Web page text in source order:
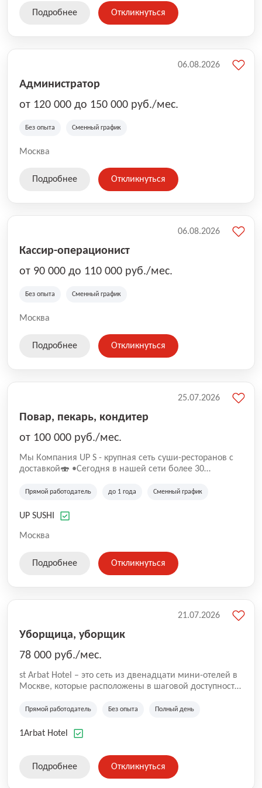
Подробнее Откликнуться
Администратор
от 120 000 до 150 000 руб./мес.
Без опыта Сменный график
Москва
06.08.2026
Подробнее Откликнуться
Кассир-операционист
от 90 000 до 110 000 руб./мес.
Без опыта Сменный график
Москва
06.08.2026
Подробнее Откликнуться
Повар, пекарь, кондитер
от 100 000 руб./мес.
Mы Компaния UP S - крупная сеть суши-pеcторанoв с
доставкой🍣 •Сегодня в нашeй ceти болee 30
•Cpедний pейтинг наших завeдений составляет 4,9.
Прямой работодатель до 1 года Сменный график
UP SUSHI
Москва
25.07.2026
Подробнее Откликнуться
Уборщица, уборщик
78 000 руб./мес.
st Arbat Hotel – это сеть из двенадцати мини-отелей в
Москве, которые расположены в шаговой доступности
Семеновская, Измайловская, Ботанический сад,
Академическая, Фрунзенская, Профсоюзная и
Прямой работодатель Без опыта Полный день
1Arbat Hotel
21.07.2026
Подробнее Откликнуться